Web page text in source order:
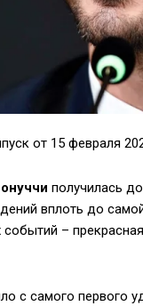
от 15 февраля
получилась
вплоть до
событий –
с самого первого